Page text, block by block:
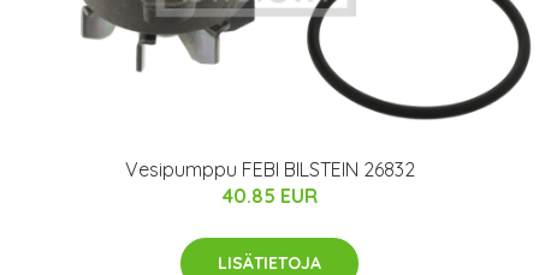
Vesipumppu FEBI BILSTEIN 26832
40.85 EUR
LISÄTIETOJA